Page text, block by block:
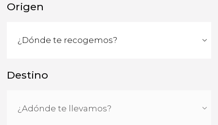
Origen
Destino